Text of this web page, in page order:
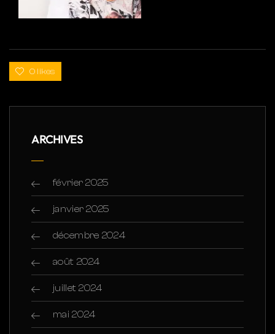
0 likes
ARCHIVES
février 2025
janvier 2025
décembre 2024
août 2024
juillet 2024
mai 2024